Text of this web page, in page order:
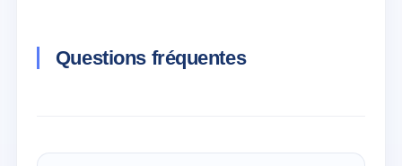
Questions fréquentes